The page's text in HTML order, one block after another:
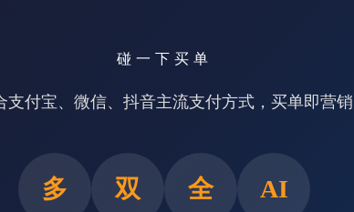
碰一下买单
支付宝、微信、抖音主流支付方式，买单即营销
多 双 全 AI